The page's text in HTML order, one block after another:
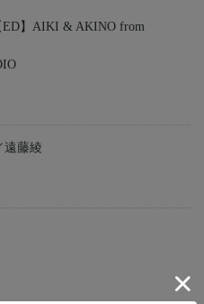
ED】AIKI & AKINO from
遠藤綾